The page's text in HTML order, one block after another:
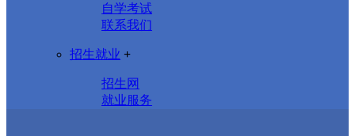
自学考试
联系我们
招生就业 +
招生网
就业服务